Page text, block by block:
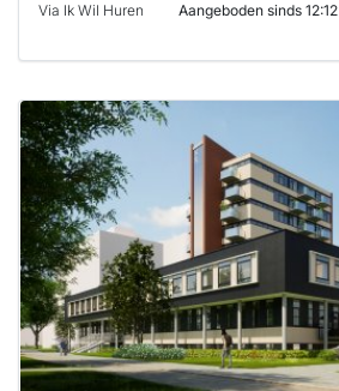
Via Ik Wil Huren Aangeboden sinds 12:12
Deze woning
is
waarschijnlijk
al verhuurd
Om kans te
maken moet je
binnen 15
minuten
reageren.
Stekkies helpt
je hierbij!